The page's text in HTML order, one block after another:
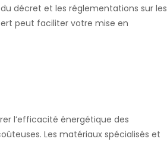
décret et les réglementations sur les
peut faciliter votre mise en
l’efficacité énergétique des
Les matériaux spécialisés et